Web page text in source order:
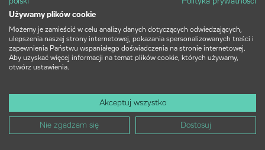
Używamy plików cookie
Możemy je zamieścić w celu analizy danych dotyczących odwiedzających,
ulepszenia naszej strony internetowej, pokazania spersonalizowanych treści i
zapewnienia Państwu wspaniałego doświadczenia na stronie internetowej.
Aby uzyskać więcej informacji na temat plików cookie, których używamy,
otwórz ustawienia.
Akceptuj wszystko
Nie zgadzam się Dostosuj